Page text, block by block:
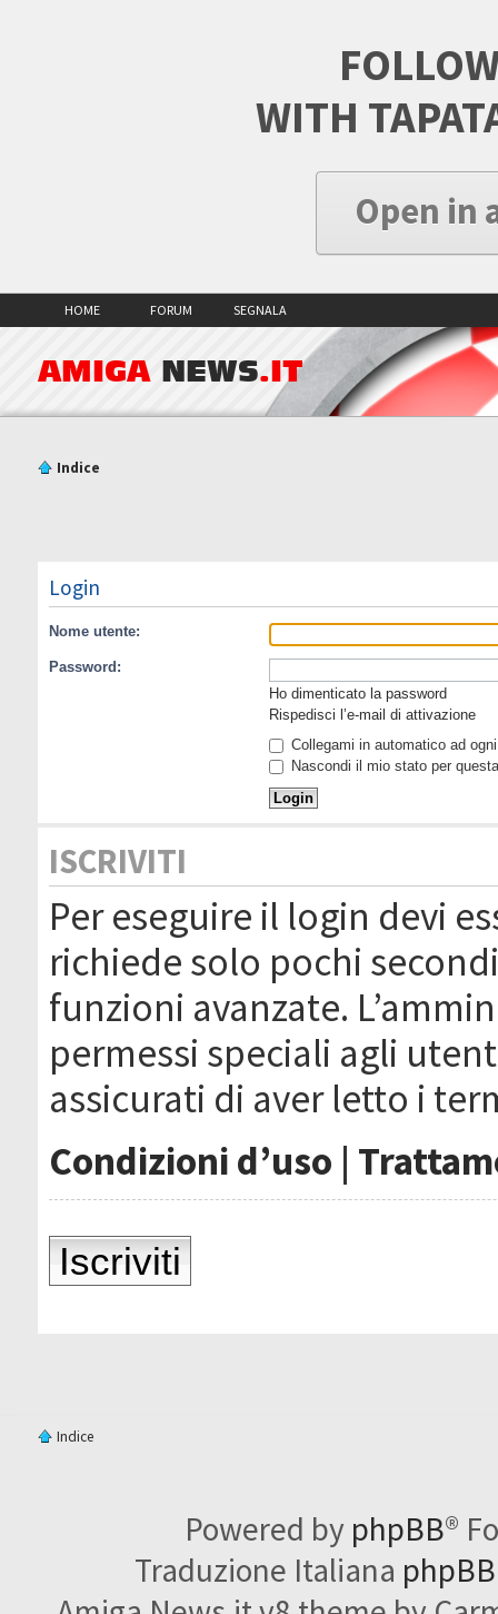
WITH
Open in
HOME FORUM SEGNALA
AMIGA NEWS.IT
Indice
Login
Nome utente:
Password:
Ho dimenticato la password
Rispedisci l’e-mail di attivazione
Collegami in automatico ad
Nascondi il mio stato per
ISCRIVITI
Per eseguire il login devi
richiede solo pochi
funzioni avanzate.
permessi speciali agli
assicurati di aver letto i
Condizioni d’uso |
Iscriviti
Indice
Powered by phpBB®
Traduzione Italiana